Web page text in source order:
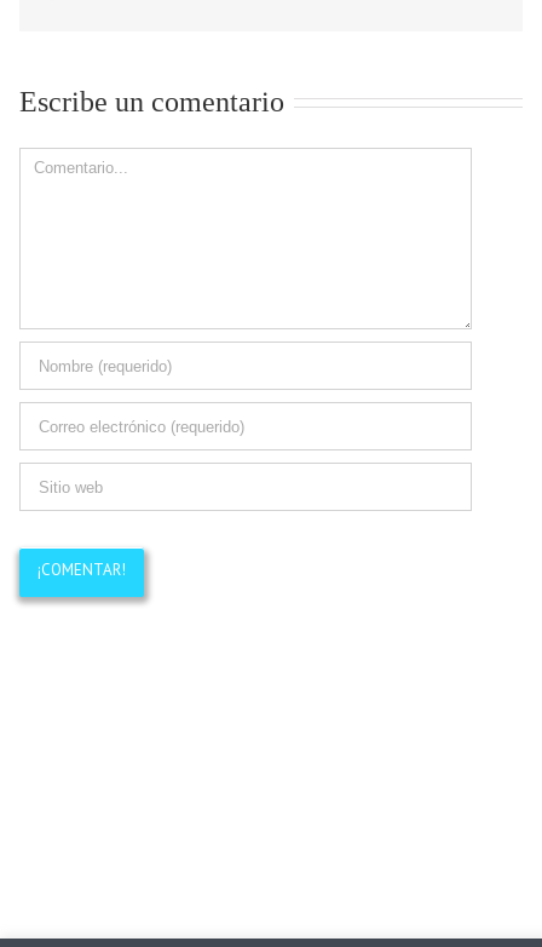
Escribe un comentario
Comment